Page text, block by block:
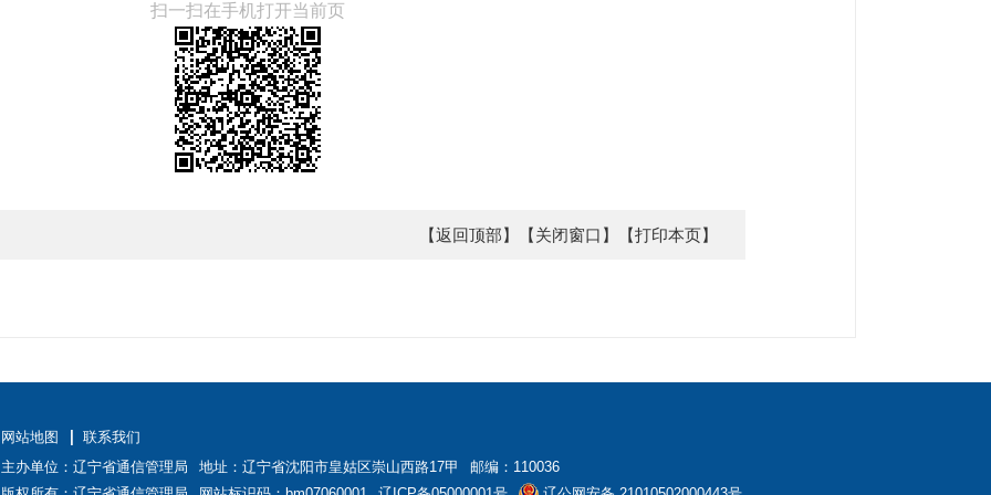
扫一扫在手机打开当前页
【返回顶部】 【关闭窗口】 【打印本页】
网站地图
联系我们
主办单位：辽宁省通信管理局
地址：辽宁省沈阳市皇姑区崇山西路17甲
邮编：110036